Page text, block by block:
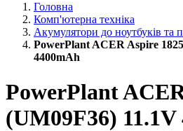
Головна
Комп'ютерна техніка
Акумулятори до ноутбуків та
PowerPlant ACER Aspire
4400mAh
PowerPlant
(UM09F36) 11.1V